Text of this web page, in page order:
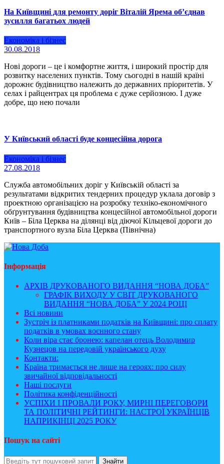
На Київщині для ремонту доріг Віталій Ярема об’єднав
зусилля багатьох людей
Економіка і бізнес
30.08.2018
Нові дороги – це і комфортне життя, і широкий простір для
розвитку населених пунктів. Тому сьогодні в нашій країні
дорожнє будівництво належить до державних пріоритетів. У
селах і райцентрах ця проблема є дуже серйозною. І дуже
добре, що нею почали
У Київський області буде концесійна дорога
Економіка і бізнес
27.08.2018
Служба автомобільних доріг у Київській області за
результатами відкритих тендерних процедур уклала договір з
проектною організацією на розробку техніко-економічного
обґрунтування будівництва концесійної автомобільної дороги
Київ – Біла Церква на ділянці від діючої Кільцевої дороги до
транспортного вузла Біла Церква (Північна)
Інформація
АРХІВ ДРУКОВАНОГО ВИДАННЯ “НОВА ДОБА”
ГРАФІК ВИХОДУ У СВІТ ДРУКОВАНОГО
ВИДАННЯ “НОВА ДОБА” У 2024 РОЦІ
Всі новини
Зустріч із платниками податків на Київщині: про сплату
податків в умовах воєнного стану
Коли віра стає бронею: капелан отець Володимир
Кузнецов на передовій українського духу
Контакти:
Країна тримається не лише на героях: про силу
звичайної відповідальності
Наші послуги
Політика конфіденційності
УСПІХИ І ПРОВАЛИ РОКУ, МИРНІ ПЕРЕГОВОРИ
ТА ПОЛІТИЧНІ РЕЙТИНГИ: НАСТРОЇ УКРАЇНЦІВ
НАПРИКІНЦІ 2025 РОКУ
Пошук на сайті